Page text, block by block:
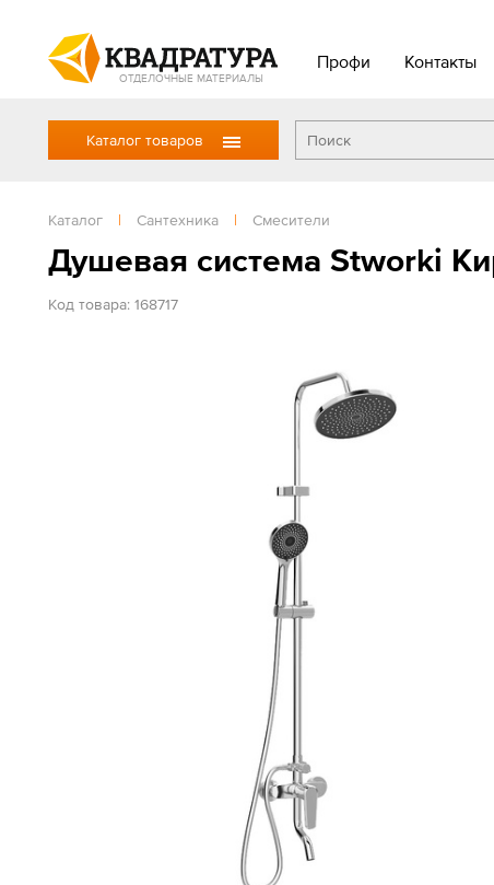
ОТДЕЛОЧНЫЕ МАТЕРИАЛЫ
Профи Контакты
Каталог товаров
Каталог | Сантехника | Смесители
Душевая система Stworki
Код товара: 168717